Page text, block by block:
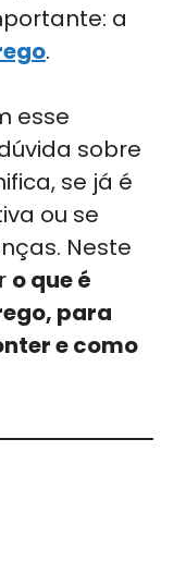
a
.
esse
sobre
se já é
ou se
Neste
o que é
para
e como